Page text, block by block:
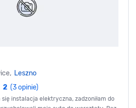
Leszno
2 (3 opinie)
się instalacja elektryczna, zadzoniłam do